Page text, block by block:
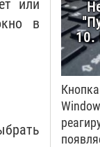
или
в
10.